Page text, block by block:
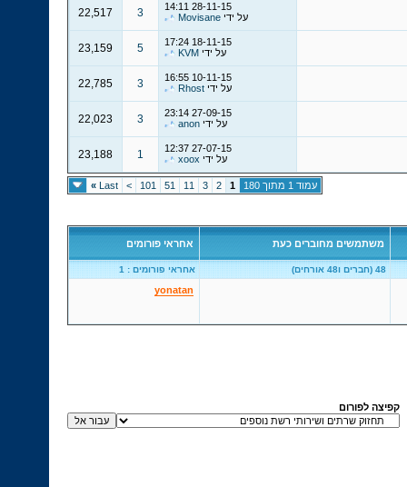
28-11-15
14:11
על ידיMovisane
3
22,517
18-11-15
17:24
על ידיKVM
5
23,159
10-11-15
16:55
על ידיRhost
3
22,785
27-09-15
23:14
על ידיanon
3
22,023
27-07-15
12:37
על ידי xoox
1
23,188
עמוד 1 מתוך 180 1
2
3
11
51
101
>
Last
»
משתמשים מחוברים כעת אחראי פורומים
48 (חברים ו48 אורחים) אחראי פורומים : 1
yonatan
קפיצה לפורום